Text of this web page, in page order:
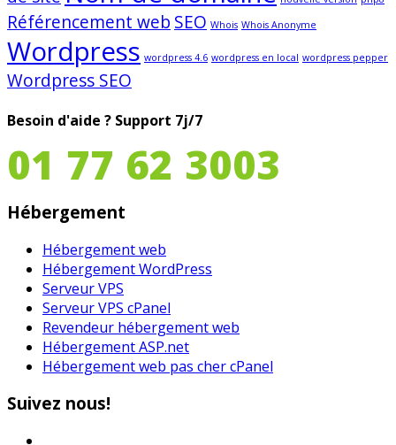
Référencement web SEO Whois Whois Anonyme
Wordpress wordpress 4.6 wordpress en local wordpress pepper
Wordpress SEO
Besoin d'aide ? Support 7j/7
01 77 62 3003
Hébergement
Hébergement web
Hébergement WordPress
Serveur VPS
Serveur VPS cPanel
Revendeur hébergement web
Hébergement ASP.net
Hébergement web pas cher cPanel
Suivez nous!